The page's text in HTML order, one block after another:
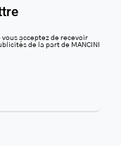
acceptez de recevoir
de la part de MANCINI